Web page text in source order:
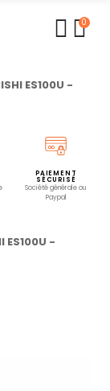
0
ES100U -
PAIEMENT
SÉCURISÉ
Société générale ou
Paypal
-